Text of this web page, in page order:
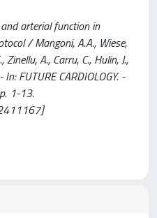
arterial function in
/ Mangoni, A.A., Wiese,
Zinellu, A., Carru, C., Hulin, J.,
FUTURE CARDIOLOGY. -
1-13.